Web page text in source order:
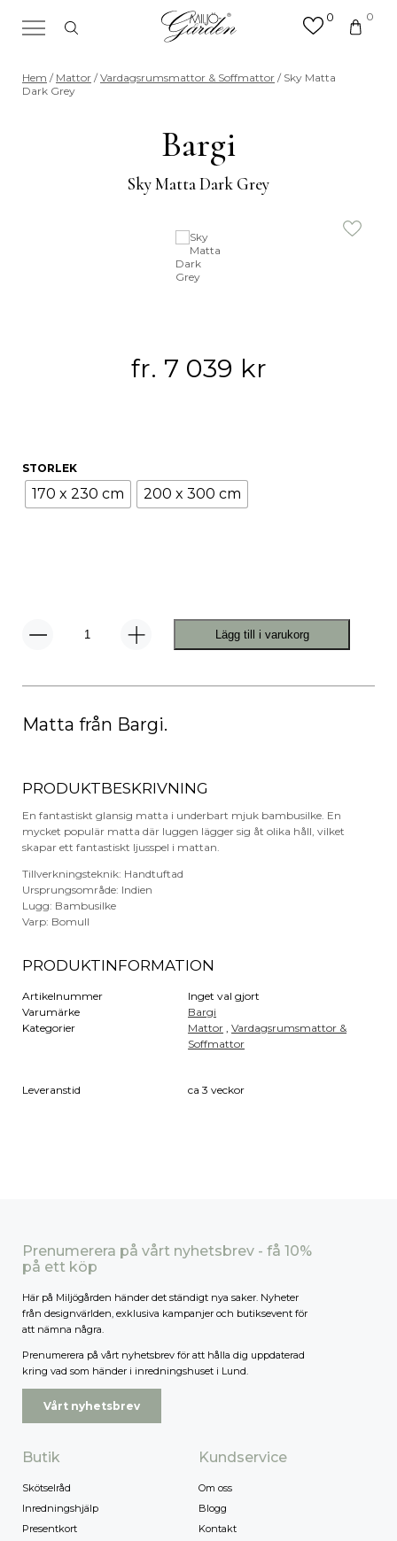
0 0
Sök efter valfri produkt eller
kategori
Hem / Mattor /Vardagsrumsmattor & Soffmattor / Sky Matta
Dark Grey
Bargi
Sky Matta Dark Grey
fr. 7 039 kr
STORLEK
170 x 230 cm 200 x 300 cm
Sky
Lägg till i varukorg
Matta från Bargi.
PRODUKTBESKRIVNING
En fantastiskt glansig matta i underbart mjuk bambusilke. En
mycket populär matta där luggen lägger sig åt olika håll, vilket
skapar ett fantastiskt ljusspel i mattan.
Tillverkningsteknik: Handtuftad
Ursprungsområde: Indien
Lugg: Bambusilke
Varp: Bomull
PRODUKTINFORMATION
Artikelnummer
Inget val gjort
Varumärke
Bargi
Kategorier
Mattor ,Vardagsrumsmattor &
Soffmattor
Leveranstid ca 3 veckor
Prenumerera på vårt nyhetsbrev - få 10%
på ett köp
Här på Miljögården händer det ständigt nya saker. Nyheter
från designvärlden, exklusiva kampanjer och butiksevent för
att nämna några.
Prenumerera på vårt nyhetsbrev för att hålla dig uppdaterad
kring vad som händer i inredningshuset i Lund.
Vårt nyhetsbrev
Butik
Skötselråd
Inredningshjälp
Presentkort
Kundservice
Om oss
Blogg
Kontakt